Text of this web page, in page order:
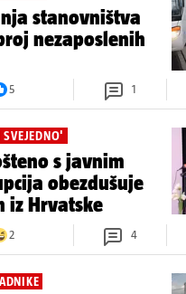
stanovništva
nezaposlenih
5 1
s javnim
obezdušuje
iz Hrvatske
2 4